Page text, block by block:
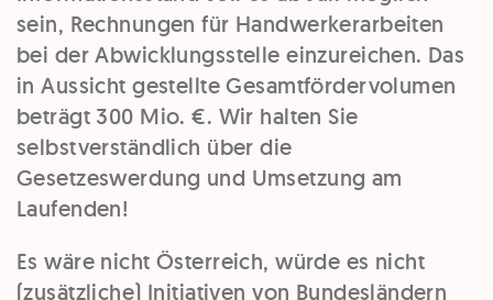
sein, Rechnungen für Handwerkerarbeiten
bei der Abwicklungsstelle einzureichen. Das
in Aussicht gestellte Gesamtfördervolumen
beträgt 300 Mio. €. Wir halten Sie
selbstverständlich über die
Gesetzeswerdung und Umsetzung am
Laufenden!
Es wäre nicht Österreich, würde es nicht
(zusätzliche) Initiativen von Bundesländern